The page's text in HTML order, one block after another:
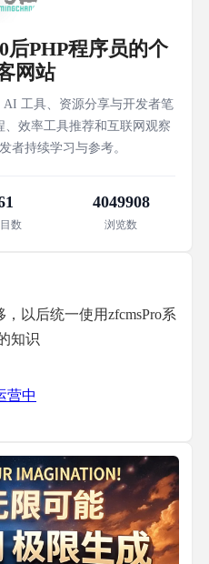
后PHP程序员的个
网站
工具、资源分享与开发者笔
效率工具推荐和互联网观察
者持续学习与参考。
数
4049908
浏览数
以后统一使用zfcmsPro系
知识
营中